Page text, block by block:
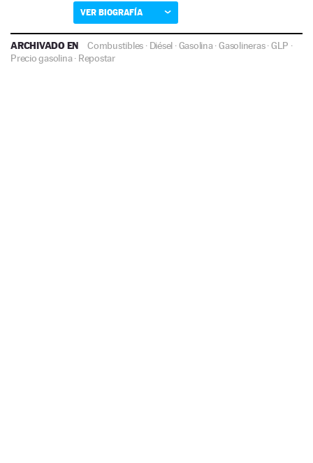
VER BIOGRAFÍA
ARCHIVADO EN Combustibles · Diésel ·Gasolina·Gasolineras·GLP ·
Precio gasolina· Repostar